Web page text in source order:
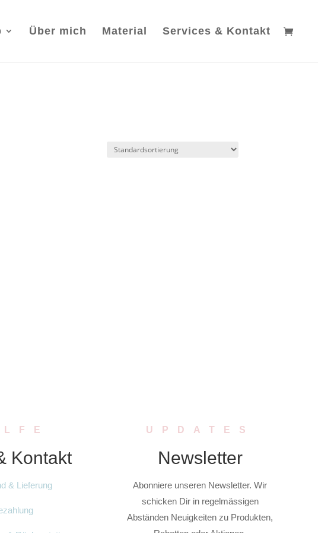
Über mich Material Services & Kontakt
Kontakt
& Lieferung
UPDATES
Newsletter
Abonniere unseren Newsletter. Wir
schicken Dir in regelmässigen
Abständen Neuigkeiten zu Produkten,